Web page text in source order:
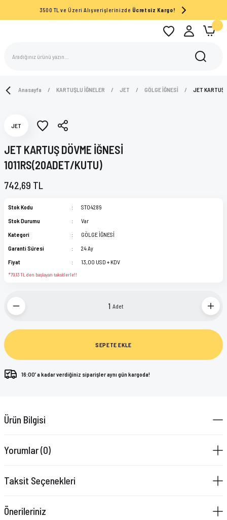
3500 TL ve Üzeri Alışverişlerinizde Ücretsiz Kargo!
Anasayfa KARTUŞLU İĞNELER JET GÖLGE İĞNESİ JET KARTUŞ
JET
JET KARTUŞ DÖVME İĞNESİ
1011RS(20ADET/KUTU)
742,69 TL
Stok Kodu
ST04289
Stok Durumu
Var
Kategori
GÖLGE İĞNESİ
Garanti Süresi
24 Ay
Fiyat
13,00 USD + KDV
*79,13 TL den başlayan taksitlerle!!
Adet
SEPETE EKLE
16:00’ a kadar verdiğiniz siparişler aynı gün kargoda!
Ürün Bilgisi
Yorumlar (0)
Taksit Seçenekleri
Önerileriniz